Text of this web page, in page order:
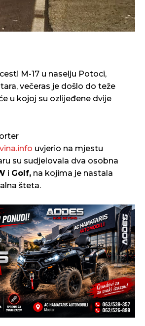
M-17 u naselju Potoci,
večeras je došlo do teže
u kojoj su ozlijeđene dvije
uvjerio na mjestu
su sudjelovala dva osobna
i Golf, na kojima je nastala
šteta.